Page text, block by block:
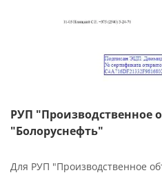
РУП "Производственное
"Болоруснефть"
Для РУП "Производственное